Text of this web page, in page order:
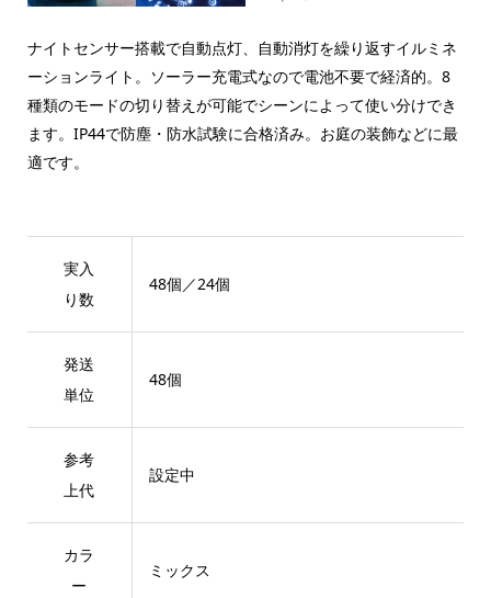
ナイトセンサー搭載で自動点灯、自動消灯を繰り返すイルミネ
ーションライト。ソーラー充電式なので電池不要で経済的。8
種類のモードの切り替えが可能でシーンによって使い分けでき
ます。IP44で防塵・防水試験に合格済み。お庭の装飾などに最
適です。
実入
り数
48個／24個
発送
単位
48個
参考
上代
設定中
カラ
ー
ミックス